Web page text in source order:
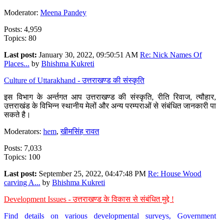
Moderator: Meena Pandey
Posts: 4,959
Topics: 80
Last post: January 30, 2022, 09:50:51 AM Re: Nick Names Of
Places... by Bhishma Kukreti
Culture of Uttarakhand - उत्तराखण्ड की संस्कृति
इस विभाग के अर्न्तगत आप उत्तराखण्ड की संस्कृति, रीति रिवाज, त्यौहार,
उत्तराखंड के विभिन्न स्थानीय मेलों और अन्य परम्पराओं से संबंधित जानकारी पा
सकते है।
Moderators: hem,खीमसिंह रावत
Posts: 7,033
Topics: 100
Last post: September 25, 2022, 04:47:48 PM Re: House Wood
carving A... by Bhishma Kukreti
Development Issues - उत्तराखण्ड के विकास से संबंधित मुद्दे !
Find details on various developmental surveys, Government